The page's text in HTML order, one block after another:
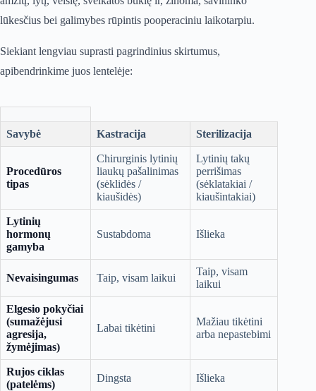
lūkesčius bei galimybes rūpintis pooperaciniu laikotarpiu.
Siekiant lengviau suprasti pagrindinius skirtumus,
apibendrinkime juos lentelėje:
Savybė Kastracija Sterilizacija
Procedūros
tipas
Chirurginis lytinių
liaukų pašalinimas
(sėklidės /
kiaušidės)
Lytinių takų
perrišimas
(sėklatakiai /
kiaušintakiai)
Lytinių
hormonų
gamyba
Sustabdoma Išlieka
Nevaisingumas Taip, visam laikui
Taip, visam
laikui
Elgesio pokyčiai
(sumažėjusi
agresija,
žymėjimas)
Labai tikėtini
Mažiau tikėtini
arba nepastebimi
Rujos ciklas
(patelėms)
Dingsta Išlieka